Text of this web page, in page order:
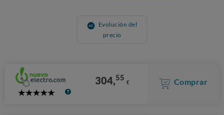
Evolución del
precio
5
304,55 € Comprar